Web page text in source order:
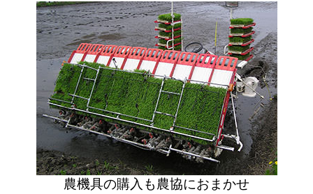
農機具の購入も農協におまかせ